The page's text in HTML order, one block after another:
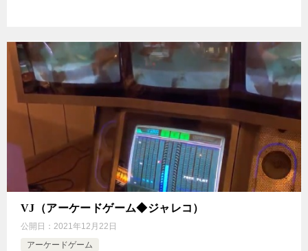
VJ（アーケードゲーム◆ジャレコ）
公開日： 2021年12月22日
アーケードゲーム